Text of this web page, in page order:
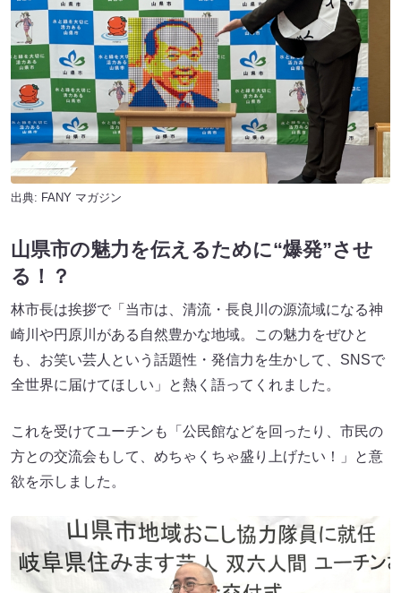
出典: FANY マガジン
山県市の魅力を伝えるために“爆発”させ
る！？
林市長は挨拶で「当市は、清流・長良川の源流域になる神
崎川や円原川がある自然豊かな地域。この魅力をぜひと
も、お笑い芸人という話題性・発信力を生かして、SNSで
全世界に届けてほしい」と熱く語ってくれました。
これを受けてユーチンも「公民館などを回ったり、市民の
方との交流会もして、めちゃくちゃ盛り上げたい！」と意
欲を示しました。